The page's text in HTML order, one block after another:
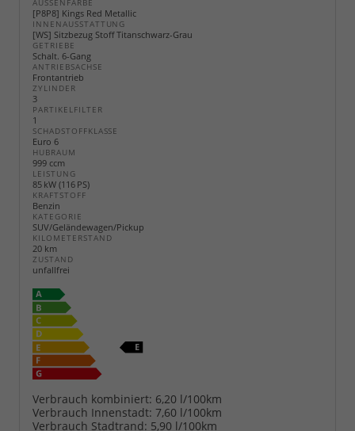
AUSSENFARBE
[P8P8] Kings Red Metallic
INNENAUSSTATTUNG
[WS] Sitzbezug Stoff Titanschwarz-Grau
GETRIEBE
Schalt. 6-Gang
ANTRIEBSACHSE
Frontantrieb
ZYLINDER
3
PARTIKELFILTER
1
SCHADSTOFFKLASSE
Euro 6
HUBRAUM
999 ccm
LEISTUNG
85 kW (116 PS)
KRAFTSTOFF
Benzin
KATEGORIE
SUV/Geländewagen/Pickup
KILOMETERSTAND
20 km
ZUSTAND
unfallfrei
Verbrauch kombiniert: 6,20 l/100km
Verbrauch Innenstadt: 7,60 l/100km
Verbrauch Stadtrand: 5,90 l/100km